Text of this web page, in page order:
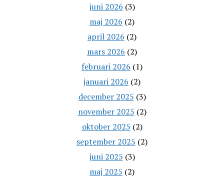
juni 2026 (3)
maj 2026 (2)
april 2026 (2)
mars 2026 (2)
februari 2026 (1)
januari 2026 (2)
december 2025 (3)
november 2025 (2)
oktober 2025 (2)
september 2025 (2)
juni 2025 (3)
maj 2025 (2)